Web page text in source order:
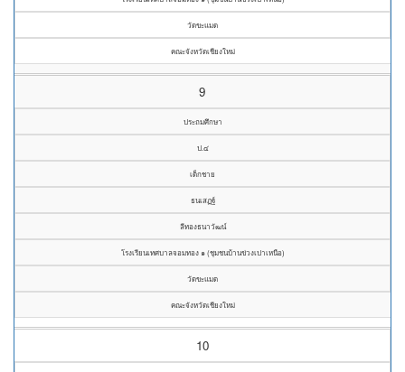
วัดขะแมด
คณะจังหวัดเชียงใหม่
9
ประถมศึกษา
ป.๔
เด็กชาย
ธนเสฏฐ์
ลีทองธนาวัฒน์
โรงเรียนเทศบาลจอมทอง ๑ (ชุมชนบ้านข่วงเปาเหนือ)
วัดขะแมด
คณะจังหวัดเชียงใหม่
10